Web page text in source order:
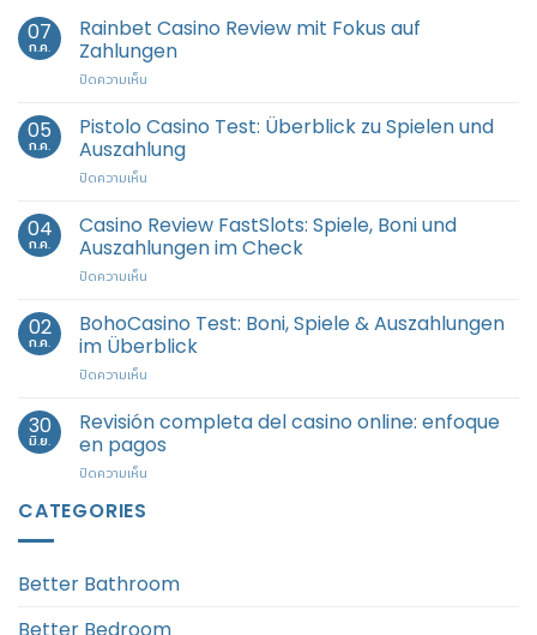
07
ก.ค.
Rainbet Casino Review mit Fokus auf
Zahlungen
ปิดความเห็น
Casino
Review
mit
Zahlungen
05
ก.ค.
Pistolo Casino Test: Überblick zu Spielen und
Auszahlung
ปิดความเห็น
Casino
Test:
Überblick
und
Auszahlung
04
ก.ค.
Casino Review FastSlots: Spiele, Boni und
Auszahlungen im Check
ปิดความเห็น
Review
FastSlots:
Spiele,
Auszahlungen
im
02
ก.ค.
BohoCasino Test: Boni, Spiele & Auszahlungen
im Überblick
ปิดความเห็น
Test:
Boni,
Spiele
30
มิ.ย.
Revisión completa del casino online: enfoque
en pagos
ปิดความเห็น
enfoque
CATEGORIES
Better Bathroom
Better Bedroom